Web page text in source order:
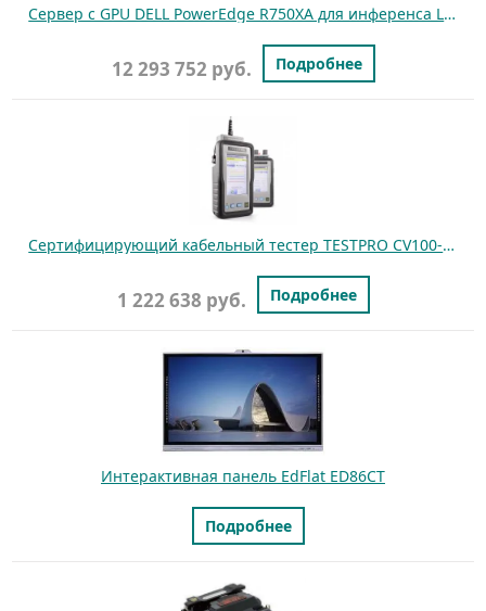
Cервер с GPU DELL PowerEdge R750XA для инференса LLM моделей
12 293 752 руб. Подробнее
Сертифицирующий кабельный тестер TESTPRO CV100-K50 для медных линий
1 222 638 руб. Подробнее
Интерактивная панель EdFlat ED86CT
Подробнее